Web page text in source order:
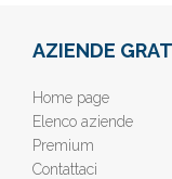
AZIENDE
Home page
Elenco aziende
Premium
Contattaci